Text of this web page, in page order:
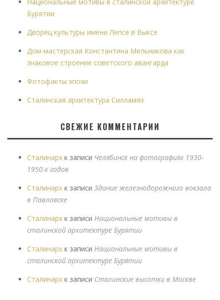
Бурятии
Дворец культуры имени Лепсе в Выксе
Дом-мастерская Константина Мельникова как
знаковое строение советского авангарда
Фотофакты эпохи
Сталинская архитектура Силламяэ
СВЕЖИЕ КОММЕНТАРИИ
Сталинарх к записи Челябинск на фотографиях 1930-
1950-х годов
Сталинарх к записи Здание железнодорожного вокзала
в Павловске
Сталинарх к записи Национальные мотивы в
сталинской архитектуре Бурятии
Сталинарх к записи Национальные мотивы в
сталинской архитектуре Бурятии
Сталинарх к записи Сталинские высотки в Москве